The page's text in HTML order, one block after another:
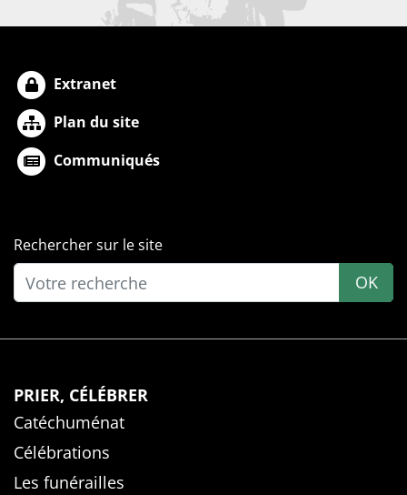
Extranet
Plan du site
Communiqués
Rechercher sur le site
OK
PRIER, CÉLÉBRER
Catéchuménat
Célébrations
Les funérailles